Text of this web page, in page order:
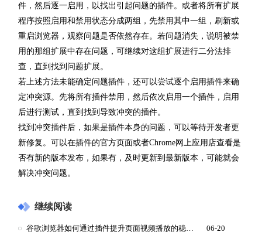
件，然后逐一启用，以找出引起问题的插件。或者将所有扩展
程序按照启用和禁用状态分成两组，先禁用其中一组，刷新或
重启浏览器，观察问题是否依然存在。若问题消失，说明被禁
用的那组扩展中存在问题，可继续对这组扩展进行二分法排
查，直到找到问题扩展。
若上述方法未能确定问题插件，还可以尝试逐个启用插件来确
定冲突源。先将所有插件禁用，然后依次启用一个插件，启用
后进行测试，直到找到导致冲突的插件。
找到冲突插件后，如果是插件本身的问题，可以等待开发者更
新修复。可以在插件的官方页面或者Chrome网上应用店查看是
否有新的版本发布，如果有，及时更新到最新版本，可能就会
解决冲突问题。
继续阅读
06-20